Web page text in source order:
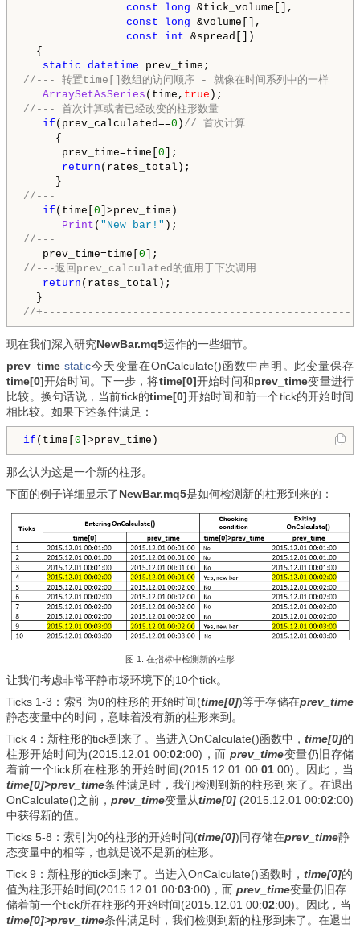
const
long &tick_volume[],
const
long &volume[],
const
int &spread[])
{
static datetime
//--- 转置time[]数组的访问顺序 - 就像在时间系列中的一样
ArraySetAsSeries (time, true
//--- 首次计算或者已经改变的柱形数量
if (prev_calculated==0 ) // 首次计算
{
prev_time=time[ 0 ];
return (rates_total);
//---
if (time[ 0 ]>prev_time)
Print ( "New bar!"
//---
prev_time=time[ 0
//---返回prev_calculated的值用于下次调用
return (rates_total);
//
现在我们深入研究NewBar.mq5运作的一些细节。
prev_time static今天变量在OnCalculate()函数中声明。此变量保存
time[0]开始时间。下一步，将time[0]开始时间和prev_time变量进行
比较。换句话说，当前tick的time[0]开始时间和前一个tick的开始时间
相比较。如果下述条件满足：
if (time[ 0 ]>prev_time)
那么认为这是一个新的柱形。
下面的例子详细显示了NewBar.mq5是如何检测新的柱形到来的：
图 1. 在指标中检测新的柱形
让我们考虑非常平静市场环境下的10个tick。
Ticks 1-3：索引为0的柱形的开始时间(time[0])等于存储在prev_time
静态变量中的时间，意味着没有新的柱形来到。
Tick 4：新柱形的tick到来了。当进入OnCalculate()函数中， time[0]的
柱形开始时间为(2015.12.01 00:02:00)，而 prev_time变量仍旧存储
着前一个tick所在柱形的开始时间(2015.12.01 00:01:00)。因此，当
time[0]>prev_time条件满足时，我们检测到新的柱形到来了。在退出
OnCalculate()之前， prev_time变量从time[0] (2015.12.01 00:02:00)
中获得新的值。
Ticks 5-8：索引为0的柱形的开始时间(time[0])同存储在prev_time静
态变量中的相等，也就是说不是新的柱形。
Tick 9：新柱形的tick到来了。当进入OnCalculate()函数时， time[0]的
值为柱形开始时间(2015.12.01 00:03:00)，而 prev_time变量仍旧存
储着前一个tick所在柱形的开始时间(2015.12.01 00:02:00)。因此，当
time[0]>prev_time条件满足时，我们检测到新的柱形到来了。在退出